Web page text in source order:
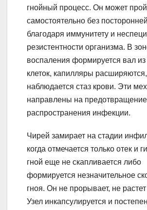
гнойный процесс. Он может
самостоятельно без
благодаря иммунитету и
резистентности организма. В
воспаления формируется вал
клеток, капилляры
наблюдается стаз крови. Эти
направлены на предотвращение
распространения инфекции.
Чирей замирает на стадии
когда отмечается только отек и
гной еще не скапливается либо
формируется незначительное
гноя. Он не прорывает, не
Узел инкапсулируется и